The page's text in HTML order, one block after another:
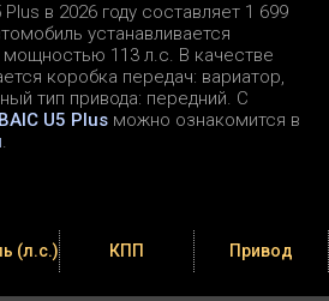
в 2026 году составляет 1 699
устанавливается
мощностью 113 л.c. В качестве
коробка передач: вариатор,
тип привода: передний. С
U5 Plus можно ознакомится в
.
(л.с.) КПП Привод